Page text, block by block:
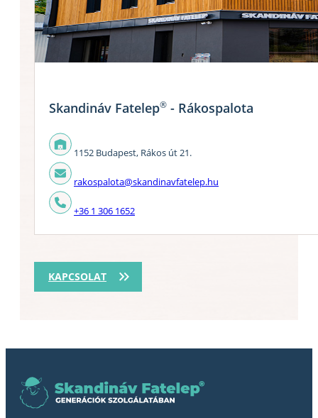
KAPCSOLAT
Skandináv Fatelep® - Rákospalota
1152 Budapest, Rákos út 21.
rakospalota@skandinavfatelep.hu
+36 1 306 1652